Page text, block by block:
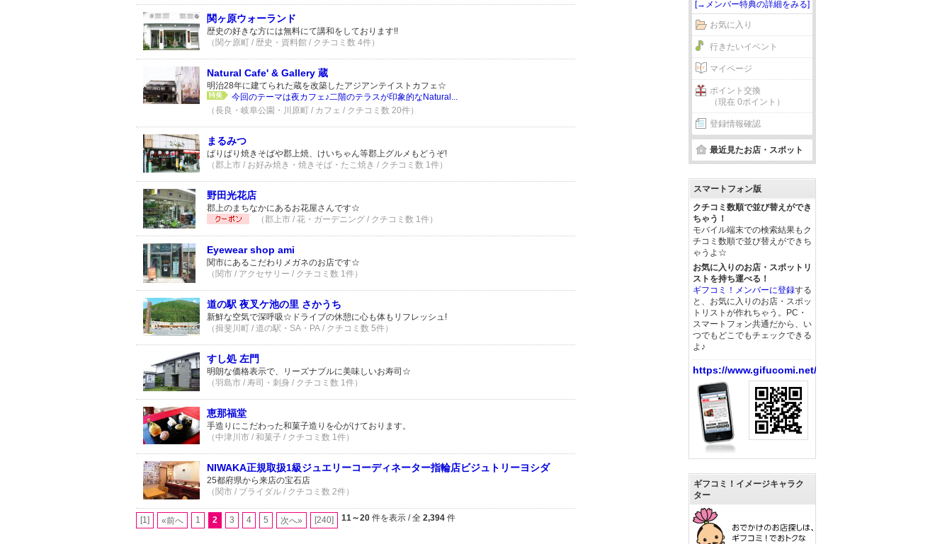
関ヶ原ウォーランド
歴史の好きな方には無料にて講和をしております!!
（関ケ原町 / 歴史・資料館 / クチコミ数 4件）
Natural Cafe' & Gallery 蔵
明治28年に建てられた蔵を改築したアジアンテイストカフェ☆
今回のテーマは夜カフェ♪二階のテラスが印象的なNatural...
（長良・岐阜公園・川原町 / カフェ / クチコミ数 20件）
まるみつ
ぱりぱり焼きそばや郡上焼、けいちゃん等郡上グルメもどうぞ!
（郡上市 / お好み焼き・焼きそば・たこ焼き / クチコミ数 1件）
野田光花店
郡上のまちなかにあるお花屋さんです☆
（郡上市 / 花・ガーデニング / クチコミ数 1件）
Eyewear shop ami
関市にあるこだわりメガネのお店です☆
（関市 / アクセサリー / クチコミ数 1件）
道の駅 夜叉ケ池の里 さかうち
新鮮な空気で深呼吸☆ドライブの休憩に心も体もリフレッシュ!
（揖斐川町 / 道の駅・SA・PA / クチコミ数 5件）
すし処 左門
明朗な価格表示で、リーズナブルに美味しいお寿司☆
（羽島市 / 寿司・刺身 / クチコミ数 1件）
恵那福堂
手造りにこだわった和菓子造りを心がけております。
（中津川市 / 和菓子 / クチコミ数 1件）
NIWAKA正規取扱1級ジュエリーコーディネーター指輪店ビジュトリーヨシダ
25都府県から来店の宝石店
（関市 / ブライダル / クチコミ数 2件）
[1] «前へ 1 2 3 4 5 次へ» [240] 11～20 件を表示 / 全 2,394 件
[→メンバー特典の詳細をみる]
お気に入り
行きたいイベント
マイページ
ポイント交換
（現在 0ポイント）
登録情報確認
最近見たお店・スポット
スマートフォン版
クチコミ数順で並び替えができ
ちゃう！
モバイル端末での検索結果もク
チコミ数順で並び替えができち
ゃうよ☆
お気に入りのお店・スポットリ
ストを持ち運べる！
ギフコミ！メンバーに登録する
と、お気に入りのお店・スポッ
トリストが作れちゃう。PC・
スマートフォン共通だから、い
つでもどこでもチェックできる
よ♪
https://www.gifucomi.net/
ギフコミ！イメージキャラク
ター